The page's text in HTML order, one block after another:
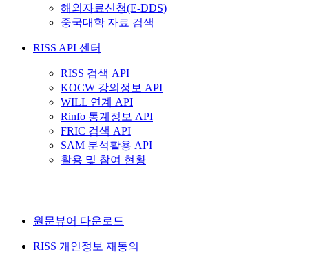
해외자료신청(E-DDS)
중국대학 자료 검색
RISS API 센터
RISS 검색 API
KOCW 강의정보 API
WILL 연계 API
Rinfo 통계정보 API
FRIC 검색 API
SAM 분석활용 API
활용 및 참여 현황
원문뷰어 다운로드
RISS 개인정보 재동의